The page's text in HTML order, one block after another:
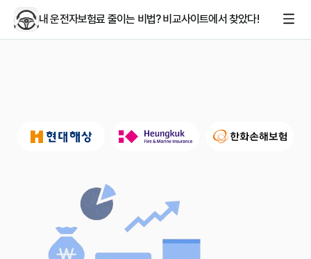
내 운전자보험료 줄이는 비법? 비교사이트에서 찾았다!